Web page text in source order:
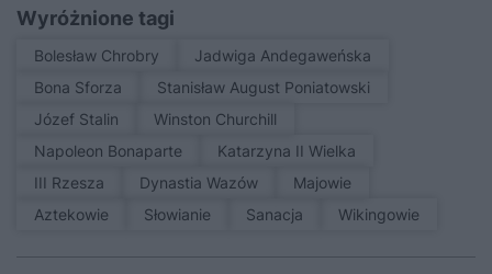
Wyróżnione tagi
Bolesław Chrobry
Jadwiga Andegaweńska
Bona Sforza
Stanisław August Poniatowski
Józef Stalin
Winston Churchill
Napoleon Bonaparte
Katarzyna II Wielka
III Rzesza
Dynastia Wazów
Majowie
Aztekowie
Słowianie sanacja Wikingowie